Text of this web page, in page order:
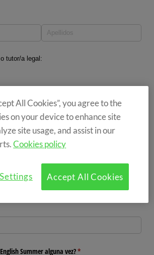
All Cookies”, you agree to the
on your device to enhance site
site usage, and assist in our
Cookies policy
Accept All Cookies